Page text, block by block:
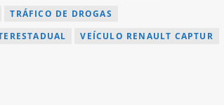
TRÁFICO DE DROGAS
VEÍCULO RENAULT CAPTUR